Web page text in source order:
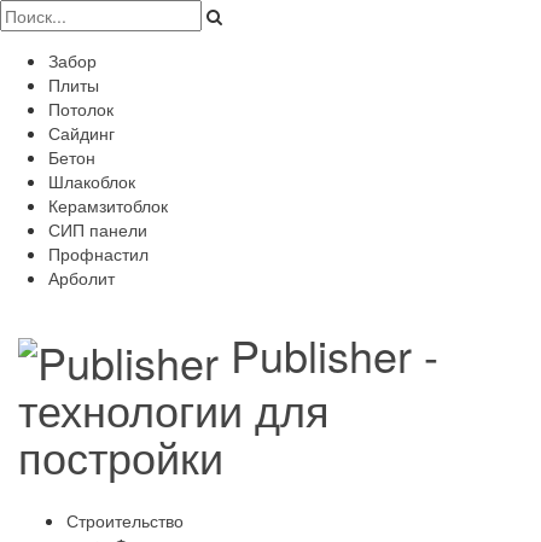
Забор
Плиты
Потолок
Сайдинг
Бетон
Шлакоблок
Керамзитоблок
СИП панели
Профнастил
Арболит
Publisher -
технологии для
постройки
Строительство